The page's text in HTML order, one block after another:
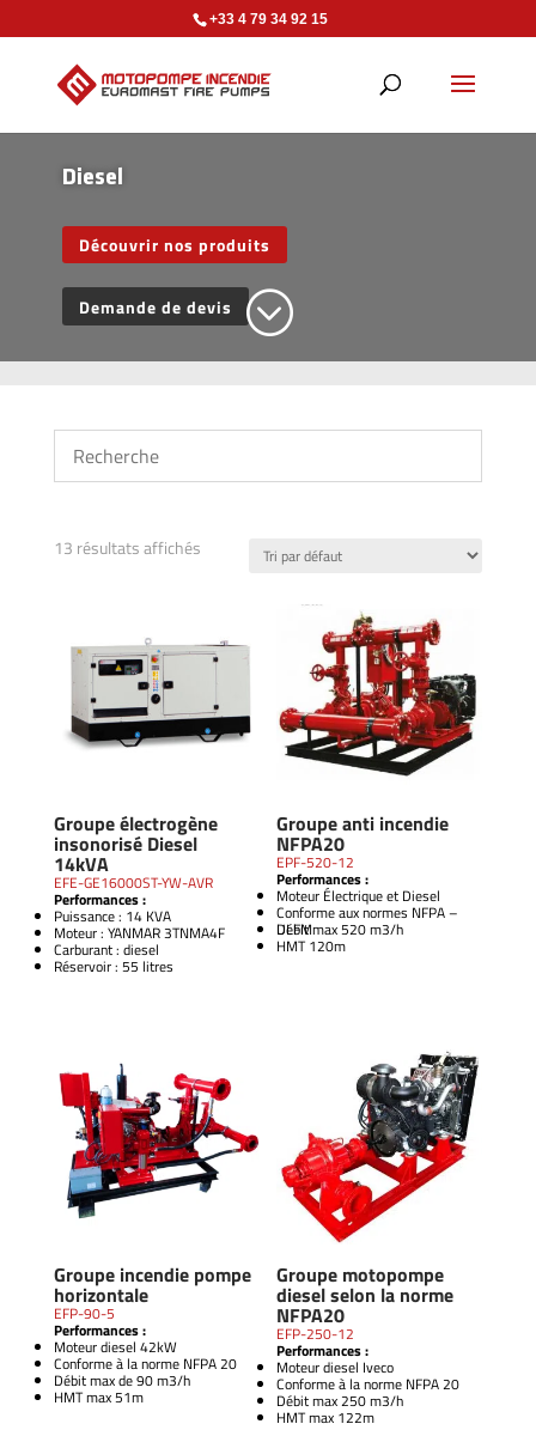
+33 4 79 34 92 15
Diesel
Découvrir nos produits
Demande de devis ;
13 résultats affichés
Groupe électrogène
insonorisé Diesel
14kVA
EFE-GE16000ST-YW-AVR
Performances :
Puissance : 14 KVA
Moteur : YANMAR 3TNMA4F
Carburant : diesel
Réservoir : 55 litres
Groupe anti incendie
NFPA20
EPF-520-12
Performances :
Moteur Électrique et Diesel
Conforme aux normes NFPA –
ULFM
Débit max 520 m3/h
HMT 120m
Groupe incendie pompe
horizontale
EFP-90-5
Performances :
Moteur diesel 42kW
Conforme à la norme NFPA 20
Débit max de 90 m3/h
HMT max 51m
Groupe motopompe
diesel selon la norme
NFPA20
EFP-250-12
Performances :
Moteur diesel Iveco
Conforme à la norme NFPA 20
Débit max 250 m3/h
HMT max 122m